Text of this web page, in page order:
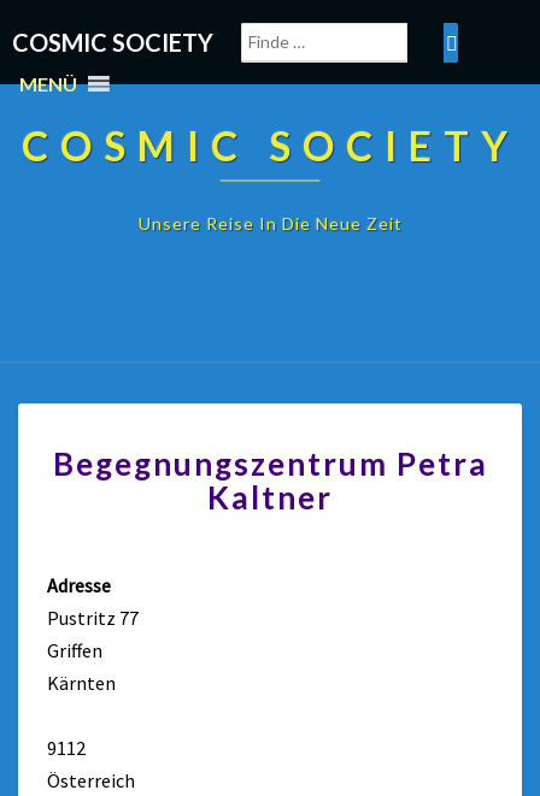
COSMIC SOCIETY
MENÜ
COSMIC SOCIETY
Unsere Reise In Die Neue Zeit
Begegnungszentrum Petra
Kaltner
Adresse
Pustritz 77
Griffen
Kärnten
9112
Österreich